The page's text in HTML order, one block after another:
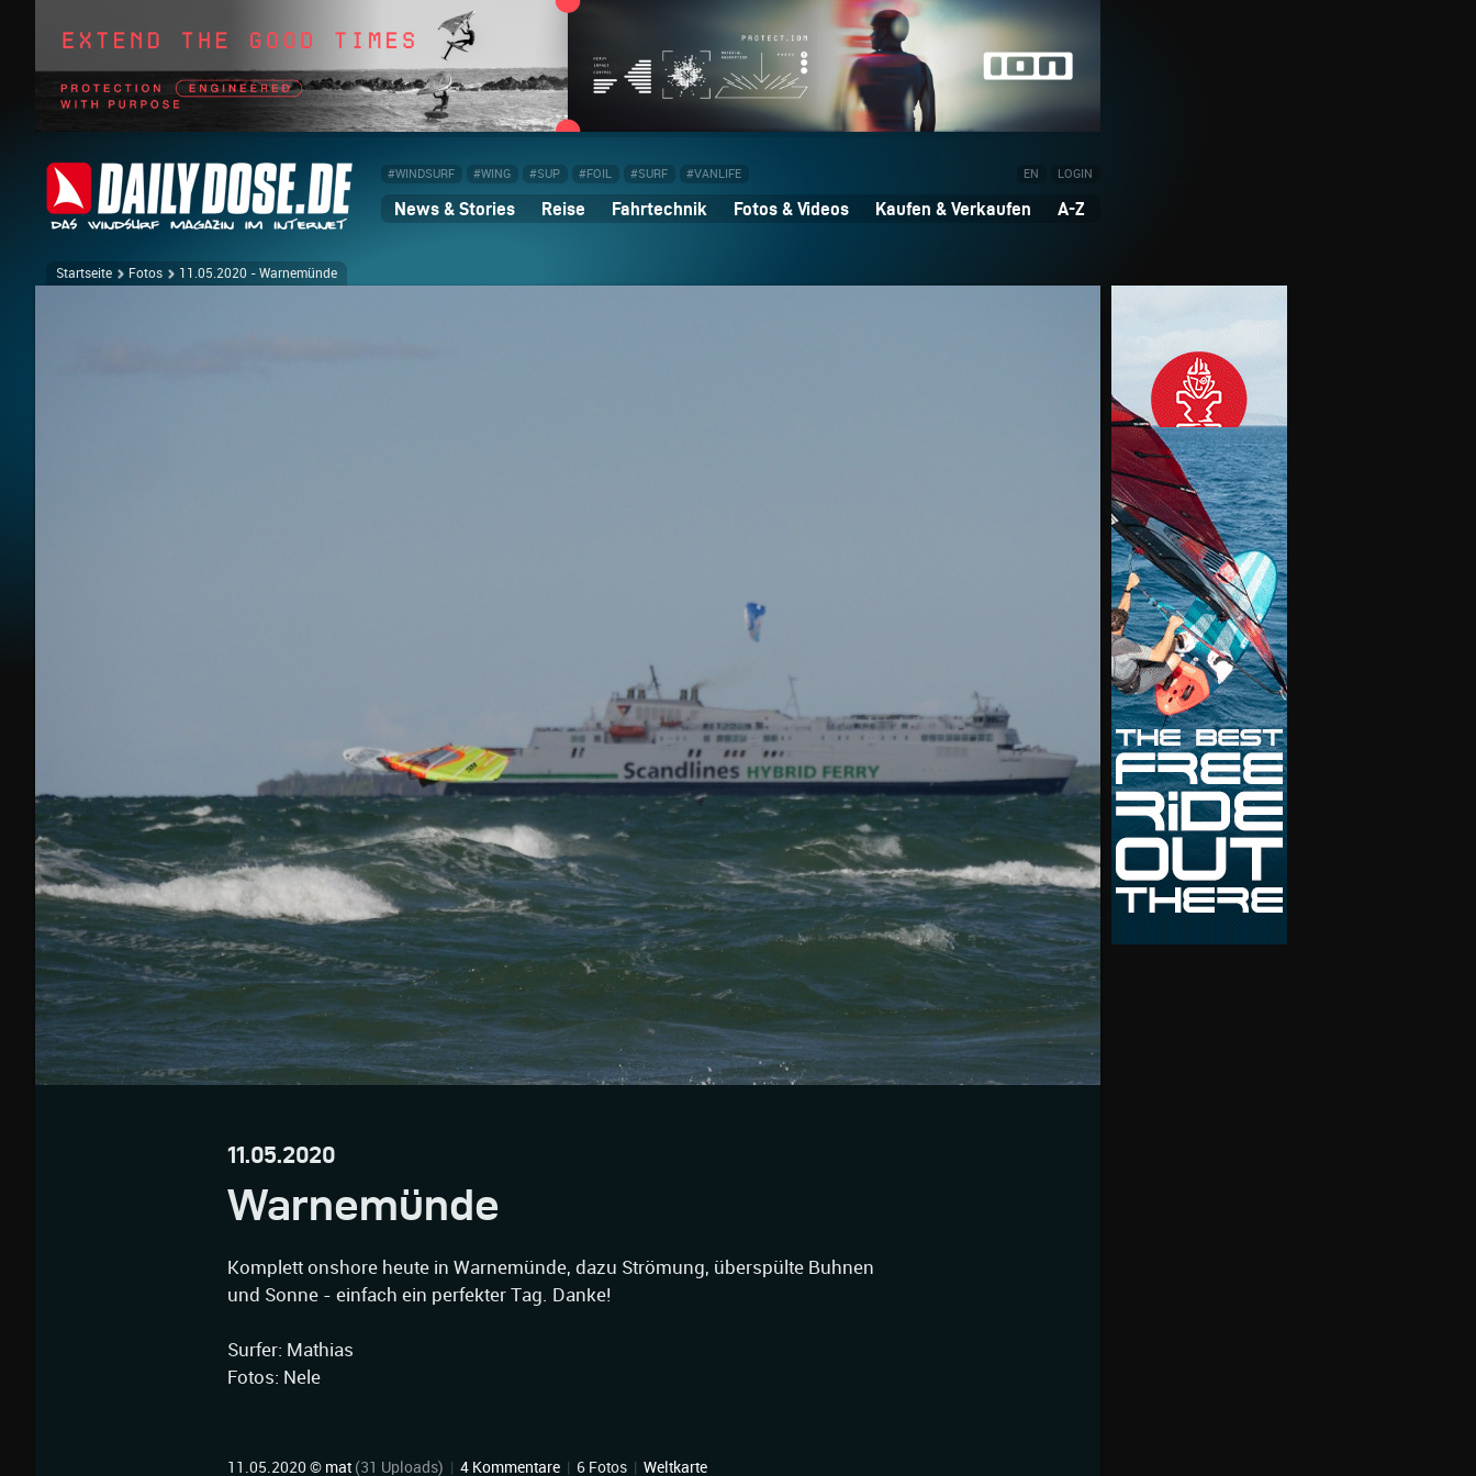
#WINDSURF #WING #SUP #FOIL #SURF #VANLIFE EN LOGIN
News & Stories Reise Fahrtechnik Fotos & Videos Kaufen & Verkaufen A-Z
Startseite Fotos 11.05.2020 - Warnemünde
11.05.2020
Warnemünde
Komplett onshore heute in Warnemünde, dazu Strömung, überspülte Buhnen
und Sonne - einfach ein perfekter Tag. Danke!
Surfer: Mathias
Fotos: Nele
11.05.2020 © mat (31 Uploads) | 4 Kommentare | 6 Fotos | Weltkarte